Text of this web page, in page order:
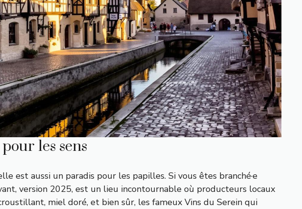
les sens
est aussi un paradis pour les papilles. Si vous êtes branché·e
version 2025, est un lieu incontournable où producteurs locaux
miel doré, et bien sûr, les fameux Vins du Serein qui